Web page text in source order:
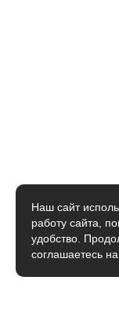
Наш сайт
работу сайта,
удобство.
соглашаетесь